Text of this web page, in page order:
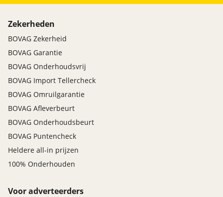
Zekerheden
BOVAG Zekerheid
BOVAG Garantie
BOVAG Onderhoudsvrij
BOVAG Import Tellercheck
BOVAG Omruilgarantie
BOVAG Afleverbeurt
BOVAG Onderhoudsbeurt
BOVAG Puntencheck
Heldere all-in prijzen
100% Onderhouden
Voor adverteerders